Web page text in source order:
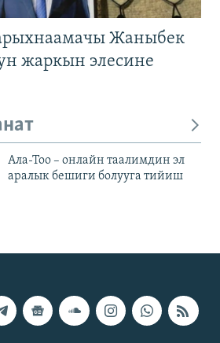
Жаныбек
жаркын элесине
Ала-Тоо – онлайн таалимдин эл
аралык бешиги болууга тийиш